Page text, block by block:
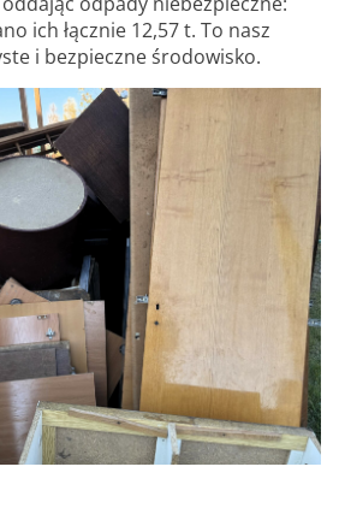
ich łącznie 12,57 t. To nasz
i bezpieczne środowisko.